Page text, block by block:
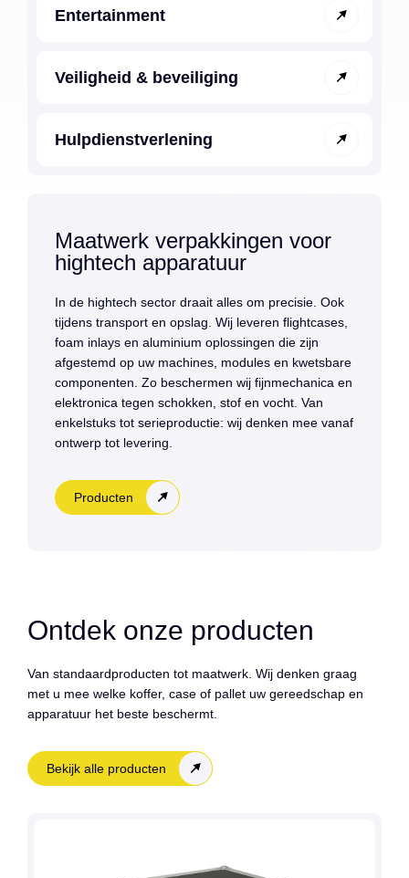
Entertainment
Veiligheid & beveiliging
Hulpdienstverlening
Maatwerk verpakkingen voor
hightech apparatuur
In de hightech sector draait alles om precisie. Ook
tijdens transport en opslag. Wij leveren flightcases,
foam inlays en aluminium oplossingen die zijn
afgestemd op uw machines, modules en kwetsbare
componenten. Zo beschermen wij fijnmechanica en
elektronica tegen schokken, stof en vocht. Van
enkelstuks tot serieproductie: wij denken mee vanaf
ontwerp tot levering.
Producten
Ontdek onze producten
Van standaardproducten tot maatwerk. Wij denken graag
met u mee welke koffer, case of pallet uw gereedschap en
apparatuur het beste beschermt.
Bekijk alle producten